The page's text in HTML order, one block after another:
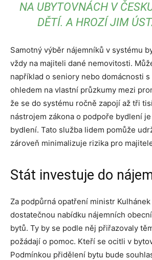
NA UBYTOVNÁCH V
DĚTÍ. A HROZÍ JIM
Samotný výběr nájemníků v systému
vždy na majiteli dané nemovitosti.
například o seniory nebo domácnosti s
ohledem na vlastní průzkumy mezi
že se do systému ročně zapojí až tři
nástrojem zákona o podpoře bydlení
bydlení. Tato služba lidem pomůže
zároveň minimalizuje rizika pro
Stát investuje do
Za podpůrná opatření ministr
dostatečnou nabídku nájemních
bytů. Ty by se podle něj přiřazovaly
požádají o pomoc. Kteří se ocitli v
Podmínkou přidělení bytu bude